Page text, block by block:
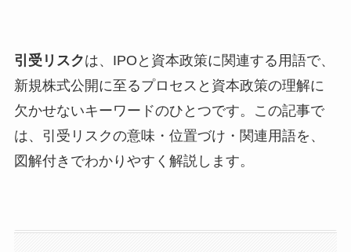
引受リスクは、IPOと資本政策に関連する用語で、
新規株式公開に至るプロセスと資本政策の理解に
欠かせないキーワードのひとつです。この記事で
は、引受リスクの意味・位置づけ・関連用語を、
図解付きでわかりやすく解説します。